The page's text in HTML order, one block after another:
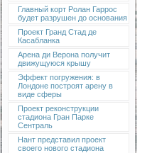
Главный корт Ролан Гаррос
будет разрушен до основания
Проект Гранд Стад де
Касабланка
Арена ди Верона получит
движущуюся крышу
Эффект погружения: в
Лондоне построят арену в
виде сферы
Проект реконструкции
стадиона Гран Парке
Сентраль
Нант представил проект
своего нового стадиона